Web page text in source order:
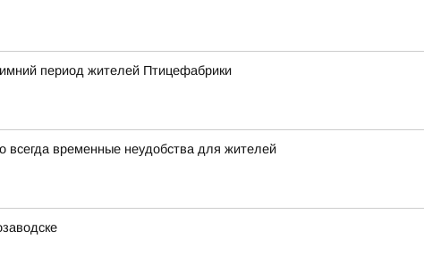
период жителей Птицефабрики
временные неудобства для жителей